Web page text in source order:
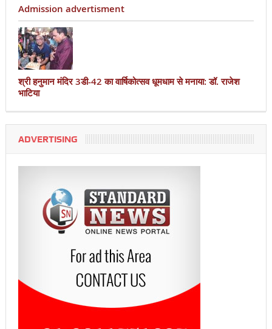
Admission advertisment
श्री हनुमान मंदिर 3डी-42 का वार्षिकोत्सव धूमधाम से मनाया: डॉ. राजेश
भाटिया
ADVERTISING